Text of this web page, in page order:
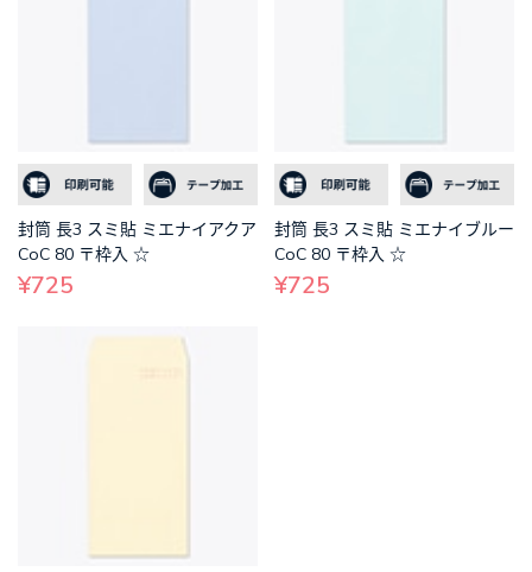
封筒 長3 スミ貼 ミエナイアクア
CoC 80 〒枠入 ☆
¥725
封筒 長3 スミ貼 ミエナイブルー
CoC 80 〒枠入 ☆
¥725